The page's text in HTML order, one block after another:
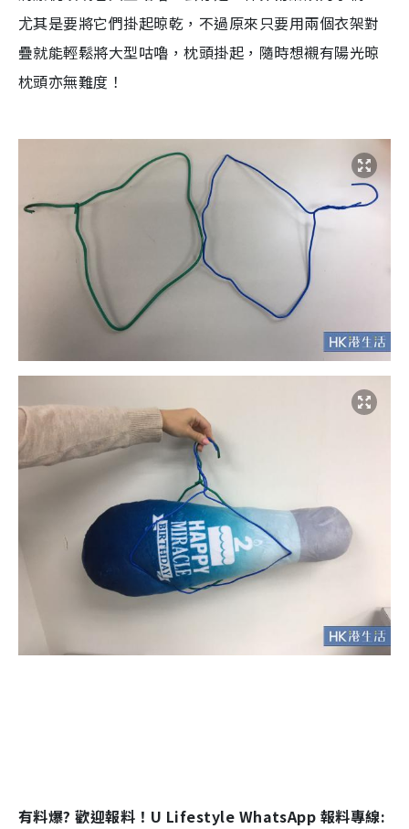
尤其是要將它們掛起晾乾，不過原來只要用兩個衣架對
疊就能輕鬆將大型咕嚕，枕頭掛起，隨時想襯有陽光晾
枕頭亦無難度！
有料爆? 歡迎報料！U Lifestyle WhatsApp 報料專線: